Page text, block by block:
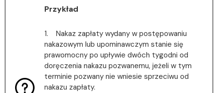
Przykład
1. Nakaz zapłaty wydany w postępowaniu
nakazowym lub upominawczym stanie się
prawomocny po upływie dwóch tygodni od
doręczenia nakazu pozwanemu, jeżeli w tym
terminie pozwany nie wniesie sprzeciwu od
nakazu zapłaty.